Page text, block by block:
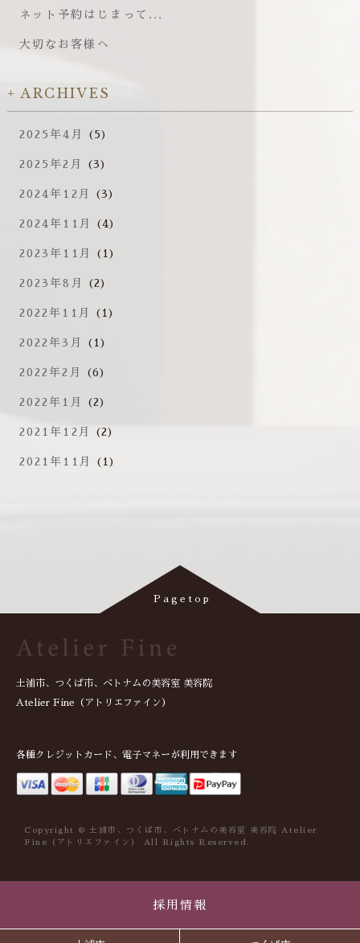
ネット予約はじまって...
大切なお客様へ
ARCHIVES
2025年4月 (5)
2025年2月 (3)
2024年12月 (3)
2024年11月 (4)
2023年11月 (1)
2023年8月 (2)
2022年11月 (1)
2022年3月 (1)
2022年2月 (6)
2022年1月 (2)
2021年12月 (2)
2021年11月 (1)
土浦市、つくば市、ベトナムの美容室 美容院
Atelier Fine（アトリエファイン）
各種クレジットカード、電子マネーが利用できます
Copyright © 土浦市、つくば市、ベトナムの美容室 美容院 Atelier
Fine（アトリエファイン） All Rights Reserved.
採用情報